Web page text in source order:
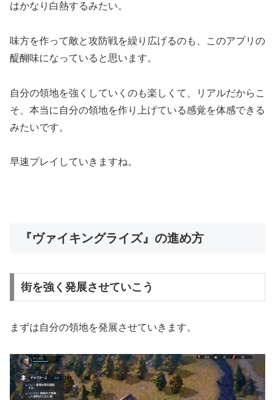
はかなり白熱するみたい。
味方を作って敵と攻防戦を繰り広げるのも、このアプリの
醍醐味になっていると思います。
自分の領地を強くしていくのも楽しくて、リアルだからこ
そ、本当に自分の領地を作り上げている感覚を体感できる
みたいです。
早速プレイしていきますね。
『ヴァイキングライズ』 の進め方
街を強く発展させていこう
まずは自分の領地を発展させていきます。